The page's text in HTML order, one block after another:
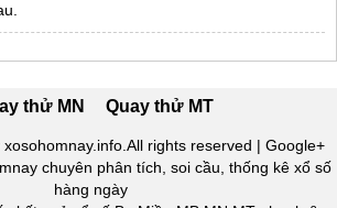
thử MN Quay thử MT
rights reserved | Google+
chuyên phân tích, soi cầu, thống kê xổ số
hàng ngày